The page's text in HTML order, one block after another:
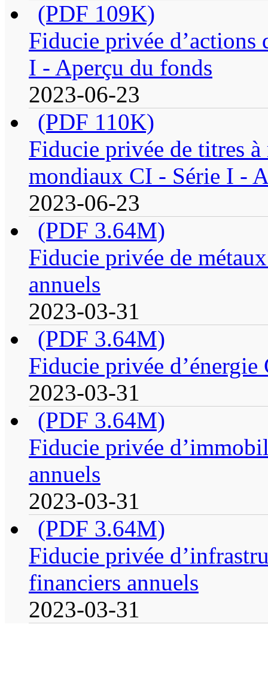
(PDF 109K)
Fiducie privée d’actions
I - Aperçu du fonds
2023-06-23
(PDF 110K)
Fiducie privée de titres
mondiaux CI - Série I -
2023-06-23
(PDF 3.64M)
Fiducie privée de
annuels
2023-03-31
(PDF 3.64M)
Fiducie privée
2023-03-31
(PDF 3.64M)
Fiducie privée
annuels
2023-03-31
(PDF 3.64M)
Fiducie privée
financiers annuels
2023-03-31